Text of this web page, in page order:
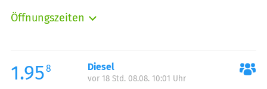
Öffnungszeiten
Mittwoch:
05:00-23:00
Donnerstag:
1.958 Diesel
vor 18 Std. 08.08. 10:01 Uhr